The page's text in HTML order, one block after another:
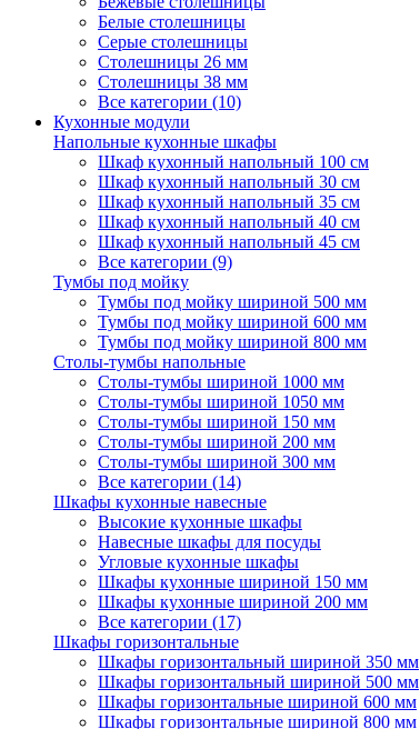
Белые столешницы
Серые столешницы
Столешницы 26 мм
Столешницы 38 мм
Все категории (10)
Кухонные модули
Напольные кухонные шкафы
Шкаф кухонный напольный 100 см
Шкаф кухонный напольный 30 см
Шкаф кухонный напольный 35 см
Шкаф кухонный напольный 40 см
Шкаф кухонный напольный 45 см
Все категории (9)
Тумбы под мойку
Тумбы под мойку шириной 500 мм
Тумбы под мойку шириной 600 мм
Тумбы под мойку шириной 800 мм
Столы-тумбы напольные
Столы-тумбы шириной 1000 мм
Столы-тумбы шириной 1050 мм
Столы-тумбы шириной 150 мм
Столы-тумбы шириной 200 мм
Столы-тумбы шириной 300 мм
Все категории (14)
Шкафы кухонные навесные
Высокие кухонные шкафы
Навесные шкафы для посуды
Угловые кухонные шкафы
Шкафы кухонные шириной 150 мм
Шкафы кухонные шириной 200 мм
Все категории (17)
Шкафы горизонтальные
Шкафы горизонтальный шириной 350 мм
Шкафы горизонтальный шириной 500 мм
Шкафы горизонтальные шириной 600 мм
Шкафы горизонтальные шириной 800 мм